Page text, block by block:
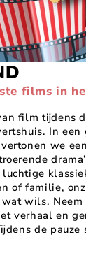
films in
film tijdens
In een
we
luchtige
of familie,
wils.
verhaal en
de pauze